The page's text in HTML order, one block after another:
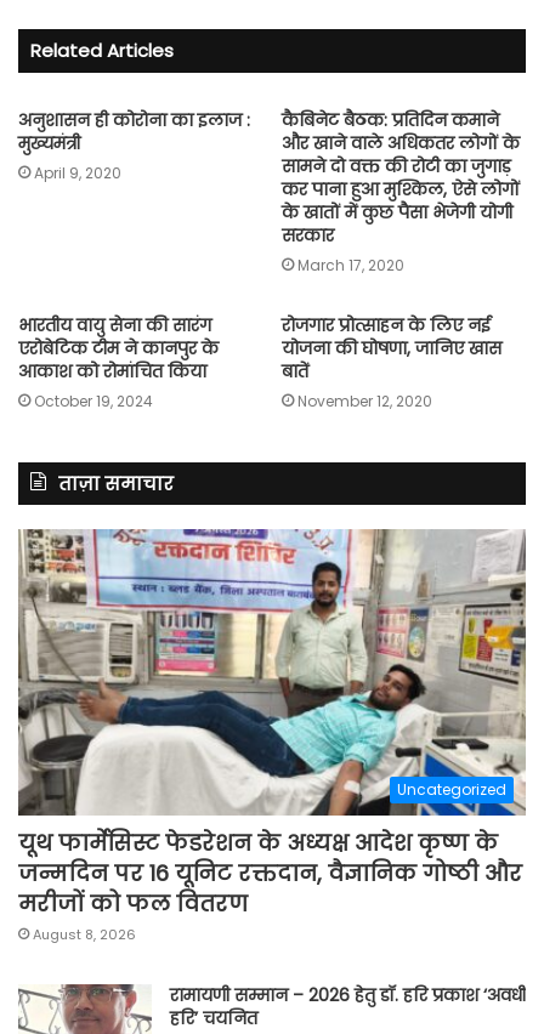
Related Articles
अनुशासन ही कोरोना का इलाज :
मुख्यमंत्री
April 9, 2020
कैबिनेट बैठक: प्रतिदिन कमाने
और खाने वाले अधिकतर लोगों के
सामने दो वक्त की रोटी का जुगाड़
कर पाना हुआ मुश्किल, ऐसे लोगों
के खातों में कुछ पैसा भेजेगी योगी
सरकार
March 17, 2020
भारतीय वायु सेना की सारंग
एरोबेटिक टीम ने कानपुर के
आकाश को रोमांचित किया
October 19, 2024
रोजगार प्रोत्साहन के लिए नई
योजना की घोषणा, जानिए खास
बातें
November 12, 2020
ताज़ा समाचार
Uncategorized
यूथ फार्मेसिस्ट फेडरेशन के अध्यक्ष आदेश कृष्ण के
जन्मदिन पर 16 यूनिट रक्तदान, वैज्ञानिक गोष्ठी और
मरीजों को फल वितरण
August 8, 2026
रामायणी सम्मान – 2026 हेतु डॉ. हरि प्रकाश ‘अवधी
हरि’ चयनित